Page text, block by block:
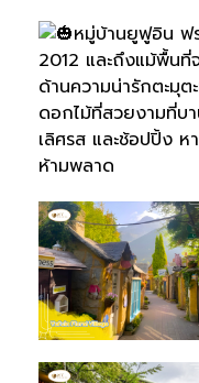
หมู่บ้านยูฟูอิน ฟ
2012 และถึงแม้พื้นที่
ด้านความน่ารักตะมุ
ดอกไม้ที่สวยงามที่บ
เลิศรส และช้อปปิ้ง
ห้ามพลาด